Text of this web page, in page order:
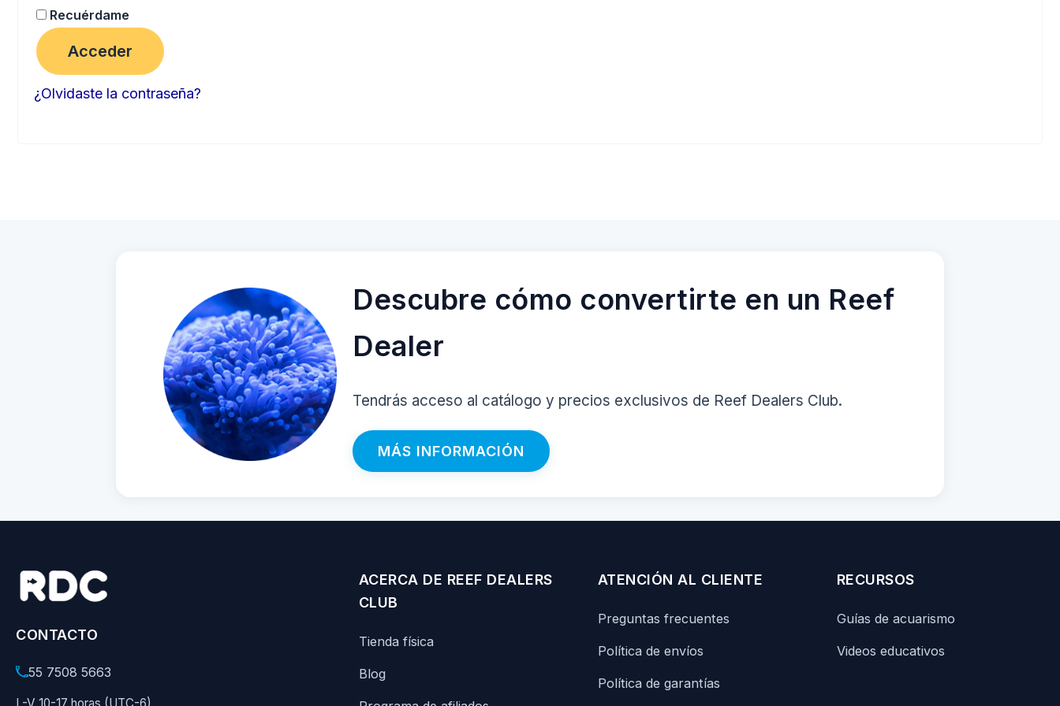
Recuérdame
Acceder
¿Olvidaste la contraseña?
Descubre cómo convertirte en un Reef
Dealer
Tendrás acceso al catálogo y precios exclusivos de Reef Dealers Club.
MÁS INFORMACIÓN
CONTACTO
55 7508 5663
ACERCA DE REEF DEALERS
CLUB
Tienda física
Blog
ATENCIÓN AL CLIENTE
Preguntas frecuentes
Política de envíos
Política de garantías
RECURSOS
Guías de acuarismo
Videos educativos